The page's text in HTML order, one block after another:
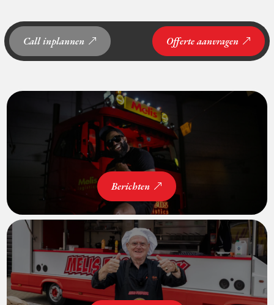
Call inplannen Offerte aanvragen
Berichten